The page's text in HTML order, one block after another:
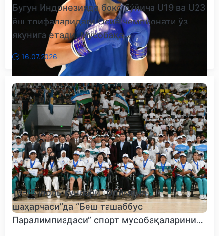
Бугун Индонезияда бокс бўйича U19 ва U23
ёш тоифаларидаги Осиё чемпионати ўз
якунига етади. Мусобақа...
16.07.2026
13-15 июль кунлари “Олимпия
шаҳарчаси”да “Беш ташаббус
Паралимпиадаси” спорт мусобақаларининг